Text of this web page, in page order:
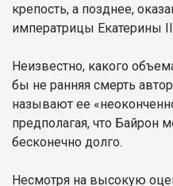
крепость, а позднее,
императрицы Екатерины
Неизвестно, какого
бы не ранняя смерть
называют ее
предполагая, что Байрон
бесконечно долго.
Несмотря на высокую